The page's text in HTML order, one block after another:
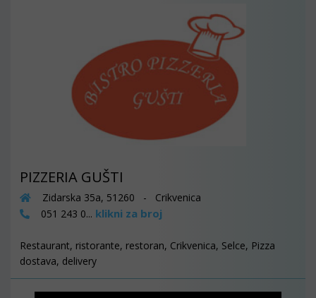
PIZZERIA GUŠTI
Zidarska 35a, 51260 - Crikvenica
051 243 0... klikni za broj
Restaurant, ristorante, restoran, Crikvenica, Selce, Pizza
dostava, delivery